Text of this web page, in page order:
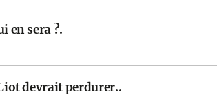
en sera ?.
devrait perdurer..